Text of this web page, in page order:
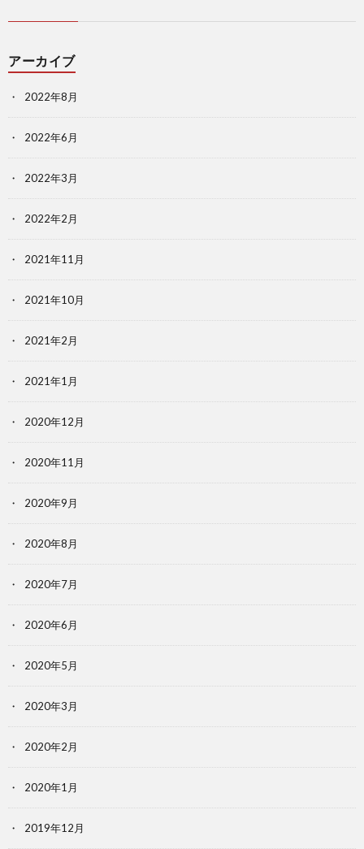
アーカイブ
2022年8月
2022年6月
2022年3月
2022年2月
2021年11月
2021年10月
2021年2月
2021年1月
2020年12月
2020年11月
2020年9月
2020年8月
2020年7月
2020年6月
2020年5月
2020年3月
2020年2月
2020年1月
2019年12月